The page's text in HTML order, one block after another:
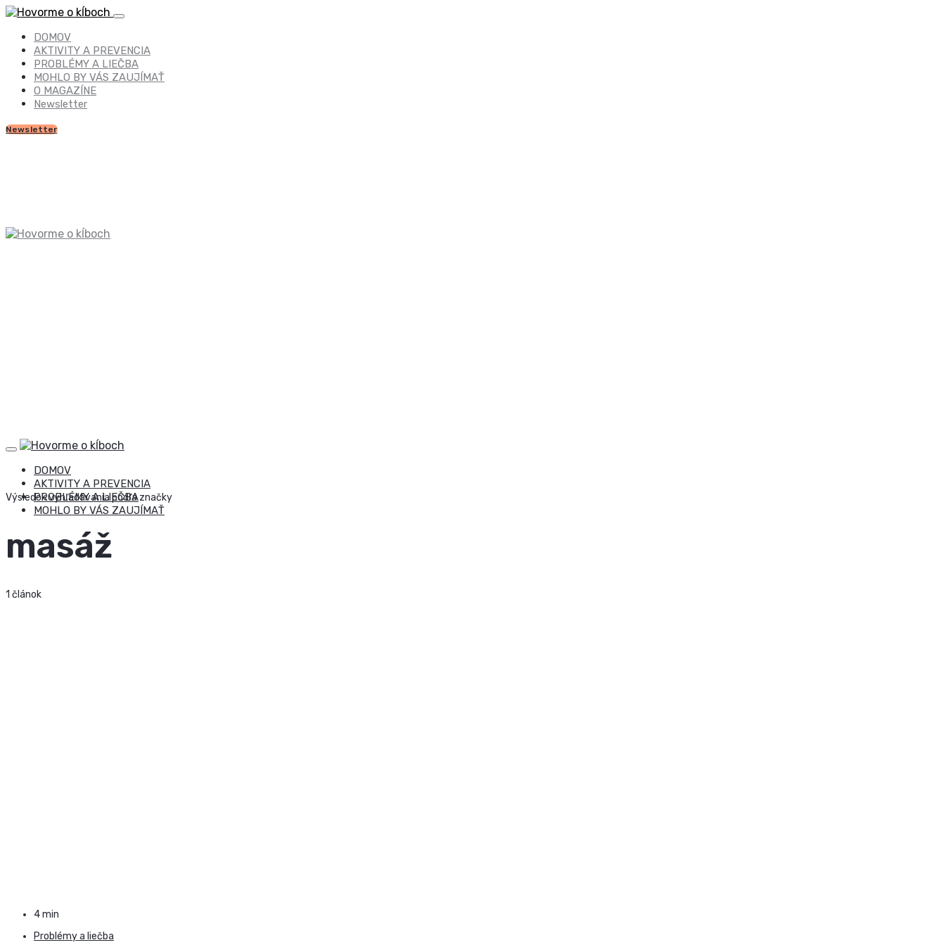
DOMOV
AKTIVITY A PREVENCIA
PROBLÉMY A LIEČBA
MOHLO BY VÁS ZAUJÍMAŤ
O MAGAZÍNE
Newsletter
Newsletter
DOMOV
AKTIVITY A PREVENCIA
PROBLÉMY A LIEČBA
MOHLO BY VÁS ZAUJÍMAŤ
Výsledok vyhľadávania podľa značky
masáž
1 článok
4 min
Problémy a liečba